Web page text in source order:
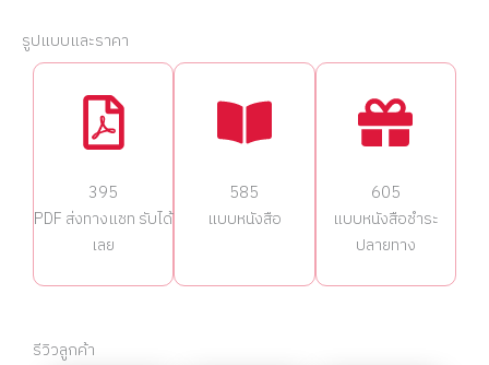
รูปแบบและราคา
395
PDF ส่งทางแชท รับได้
เลย
585
แบบหนังสือ
605
แบบหนังสือชำระ
ปลายทาง
รีวิวลูกค้า